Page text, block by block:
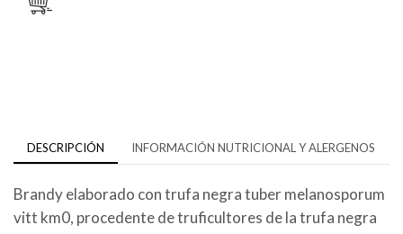
DESCRIPCIÓN INFORMACIÓN NUTRICIONAL Y ALERGENOS
Brandy elaborado con trufa negra tuber melanosporum
vitt km0, procedente de truficultores de la trufa negra